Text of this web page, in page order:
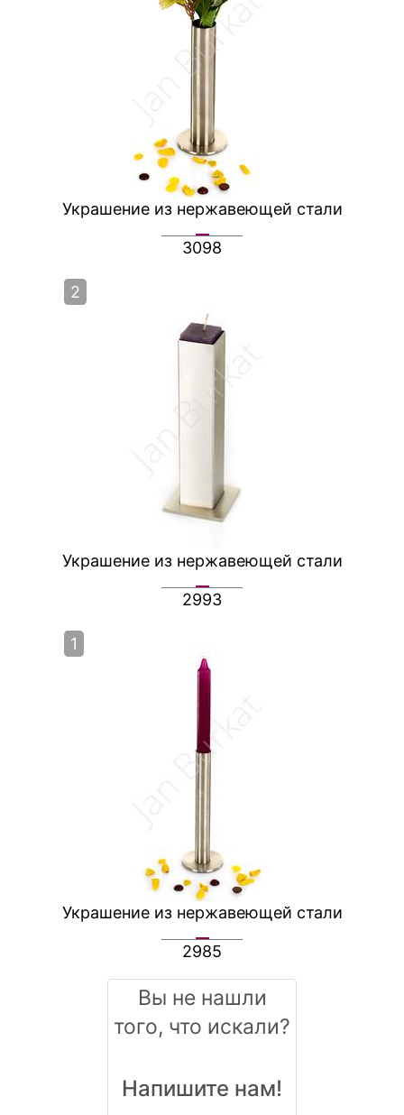
Украшение из нержавеющей стали
3098
2
Украшение из нержавеющей стали
2993
1
Украшение из нержавеющей стали
2985
Вы не нашли
того, что искали?
Напишите нам!